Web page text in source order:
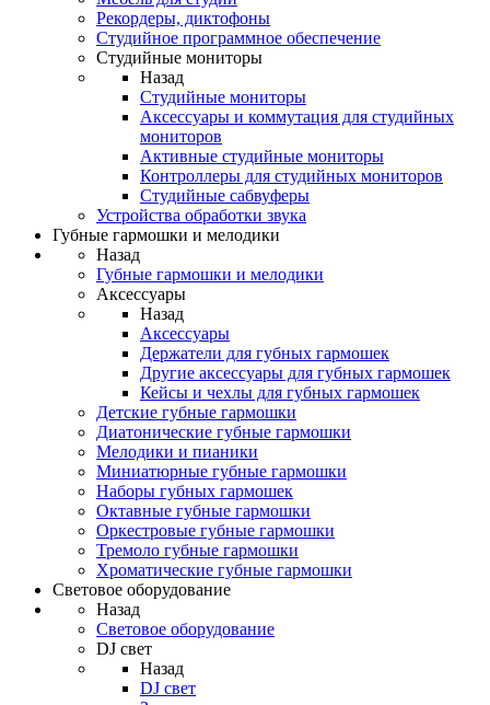
Рекордеры, диктофоны
Студийное программное обеспечение
Студийные мониторы
Назад
Студийные мониторы
Аксессуары и коммутация для студийных
мониторов
Активные студийные мониторы
Контроллеры для студийных мониторов
Студийные сабвуферы
Устройства обработки звука
Губные гармошки и мелодики
Назад
Губные гармошки и мелодики
Аксессуары
Назад
Аксессуары
Держатели для губных гармошек
Другие аксессуары для губных гармошек
Кейсы и чехлы для губных гармошек
Детские губные гармошки
Диатонические губные гармошки
Мелодики и пианики
Миниатюрные губные гармошки
Наборы губных гармошек
Октавные губные гармошки
Оркестровые губные гармошки
Тремоло губные гармошки
Хроматические губные гармошки
Световое оборудование
Назад
Световое оборудование
DJ свет
Назад
DJ свет